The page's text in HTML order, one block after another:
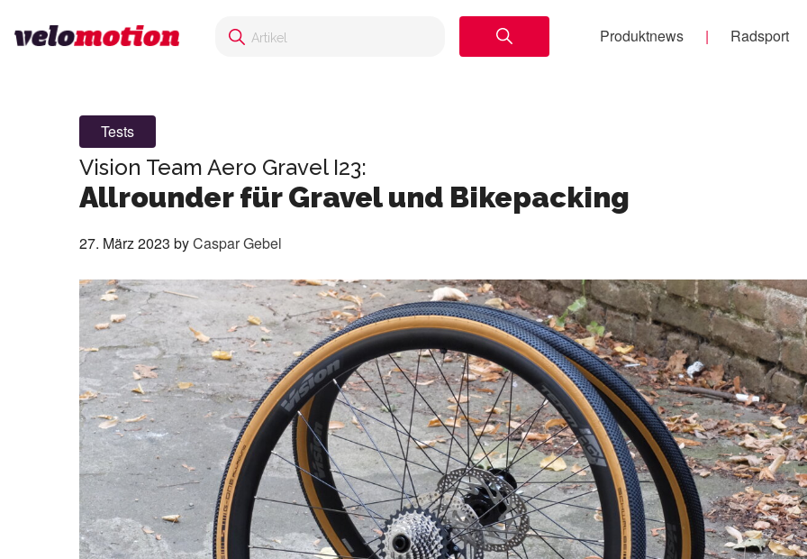
Produktnews Radsport
Tests
Vision Team Aero Gravel I23:
Allrounder für Gravel und Bikepacking
27. März 2023 byCaspar Gebel